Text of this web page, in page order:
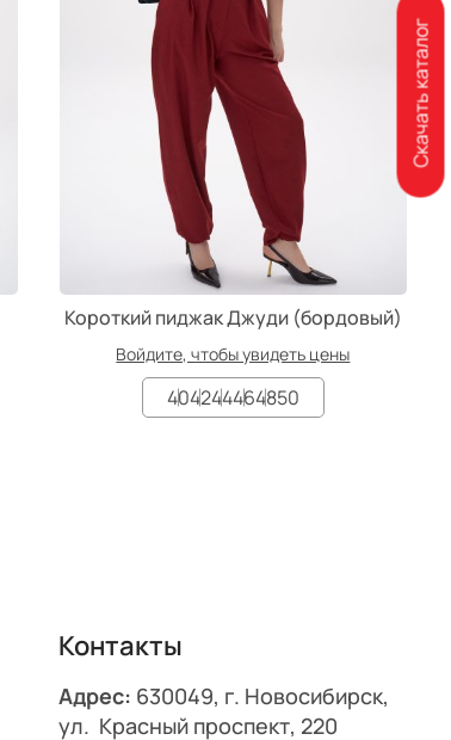
Короткий пиджак Джуди (бордовый)
Войдите, чтобы увидеть цены
404244464850
Контакты
Адрес: 630049, г. Новосибирск,
ул. Красный проспект, 220
Скачать каталог